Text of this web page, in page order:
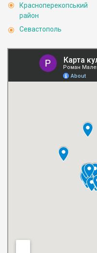
Красноперекопський
район
Севастополь